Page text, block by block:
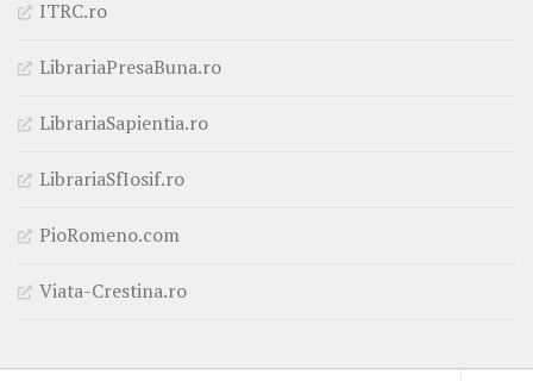
ITRC.ro
LibrariaPresaBuna.ro
LibrariaSapientia.ro
LibrariaSfIosif.ro
PioRomeno.com
Viata-Crestina.ro